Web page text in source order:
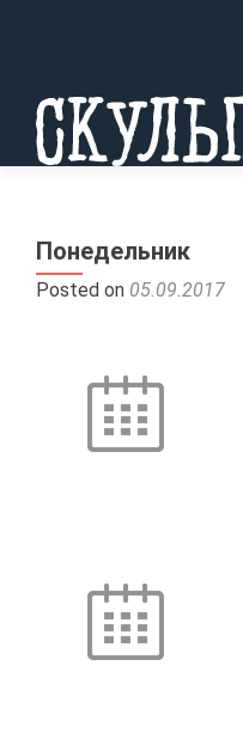
Понедельник
Posted on 05.09.2017